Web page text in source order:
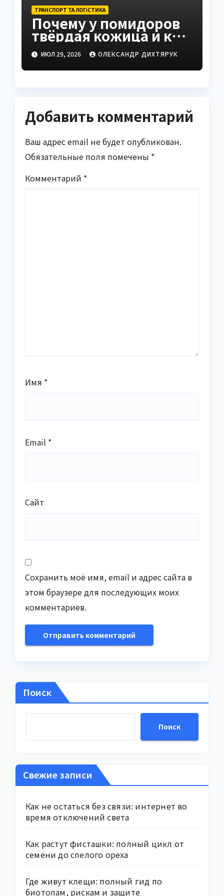
ТРАНСПОРТ ТА ЛОГІСТИКА
Почему у помидоров
твёрдая кожица и как
это исправить
ИЮЛ 29, 2026 ОЛЕКСАНДР ДИХТЯРУК
Добавить комментарий
Ваш адрес email не будет опубликован.
Обязательные поля помечены *
Комментарий *
Имя *
Email *
Сайт
Сохранить моё имя, email и адрес сайта в
этом браузере для последующих моих
комментариев.
Поиск
Поиск
Свежие записи
Как не остаться без связи: интернет во
время отключений света
Как растут фисташки: полный цикл от
семени до спелого ореха
Где живут клещи: полный гид по
биотопам, рискам и защите